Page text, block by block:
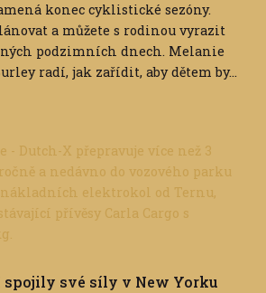
konec cyklistické sezóny.
a můžete s rodinou vyrazit
podzimních dnech. Melanie
radí, jak zařídit, aby dětem by...
spojily své síly v New Yorku